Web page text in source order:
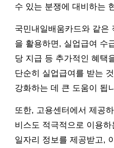
수 있는 분쟁에 대비하는
국민내일배움카드와 같은
을 활용하면, 실업급여 수
당 지급 등 추가적인 혜택
단순히 실업급여를 받는
강화하는 데 큰 도움이 됩
또한, 고용센터에서 제공
비스도 적극적으로 이용
일자리 정보를 제공받고,